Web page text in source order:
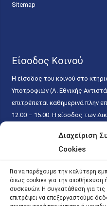
Διαχείριση
Cookies
Για να παρέχουμε την καλύτερη
όπως cookies για την αποθήκευση
συσκευών. Η συγκατάθεση για
επιτρέψει να επεξεργαστούμε
Sitemap
Είσοδος Κοινού
Η είσοδος του κοινού στο
Υποτροφιών (Λ. Εθνικής
επιτρέπεται καθημερινά πλην
12.00 – 15.00. Η είσοδος των
κάθε εργάσιμη ημέρα και ώρα
περιορισμό. Η είσοδος του
15.00. Η εξυπηρέτηση του
παγίων ισχυουσών διατάξεων.
εντός του εσωτερικού χώρου